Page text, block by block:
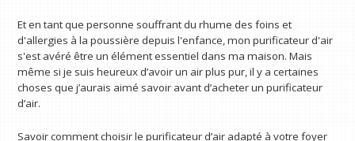
Et en tant que personne souffrant du rhume des foins et
d'allergies à la poussière depuis l'enfance, mon purificateur d'air
s'est avéré être un élément essentiel dans ma maison. Mais
même si je suis heureux d’avoir un air plus pur, il y a certaines
choses que j’aurais aimé savoir avant d’acheter un purificateur
d’air.
Savoir comment choisir le purificateur d’air adapté à votre foyer